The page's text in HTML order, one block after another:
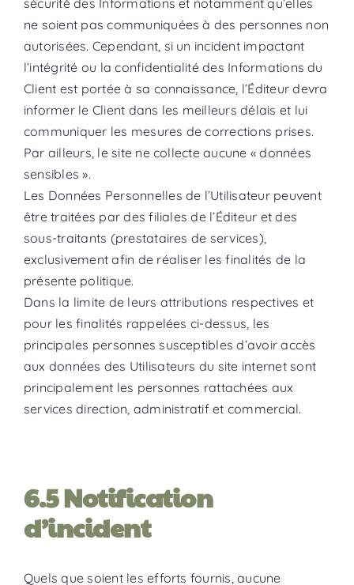
sécurité des Informations et notamment qu’elles
ne soient pas communiquées à des personnes non
autorisées. Cependant, si un incident impactant
l’intégrité ou la confidentialité des Informations du
Client est portée à sa connaissance, l’Éditeur devra
informer le Client dans les meilleurs délais et lui
communiquer les mesures de corrections prises.
Par ailleurs, le site ne collecte aucune « données
sensibles ».
Les Données Personnelles de l’Utilisateur peuvent
être traitées par des filiales de l’Éditeur et des
sous-traitants (prestataires de services),
exclusivement afin de réaliser les finalités de la
présente politique.
Dans la limite de leurs attributions respectives et
pour les finalités rappelées ci-dessus, les
principales personnes susceptibles d’avoir accès
aux données des Utilisateurs du site internet sont
principalement les personnes rattachées aux
services direction, administratif et commercial.
6.5 Notification
d’incident
Quels que soient les efforts fournis, aucune